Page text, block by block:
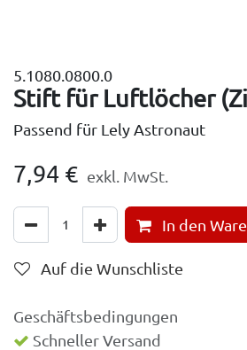
5.1080.0800.0
Stift für Luftlöcher
Passend für Lely Astronaut
7,94 € exkl. MwSt.
In den
Auf die Wunschliste
Geschäftsbedingungen
Schneller Versand